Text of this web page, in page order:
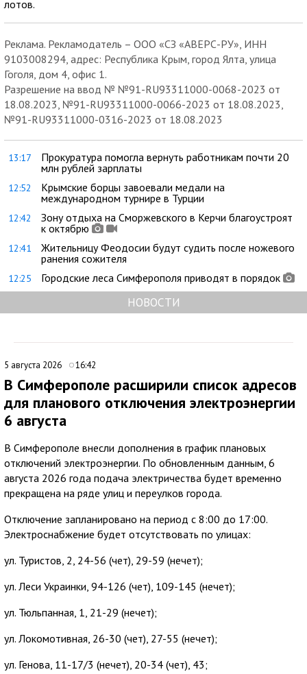
лотов.
Реклама. Рекламодатель – ООО «СЗ «АВЕРС-РУ», ИНН
9103008294, адрес: Республика Крым, город Ялта, улица
Гоголя, дом 4, офис 1.
Разрешение на ввод № №91-RU93311000-0068-2023 от
18.08.2023, №91-RU93311000-0066-2023 от 18.08.2023,
№91-RU93311000-0316-2023 от 18.08.2023
13:17
Прокуратура помогла вернуть работникам почти 20
млн рублей зарплаты
12:52
Крымские борцы завоевали медали на
международном турнире в Турции
12:42
Зону отдыха на Сморжевского в Керчи благоустроят
к октябрю
12:41
Жительницу Феодосии будут судить после ножевого
ранения сожителя
12:25 Городские леса Симферополя приводят в порядок
НОВОСТИ
5 августа 2026 16:42
В Симферополе расширили список адресов
для планового отключения электроэнергии
6 августа
В Симферополе внесли дополнения в график плановых
отключений электроэнергии. По обновленным данным, 6
августа 2026 года подача электричества будет временно
прекращена на ряде улиц и переулков города.
Отключение запланировано на период с 8:00 до 17:00.
Электроснабжение будет отсутствовать по улицах:
ул. Туристов, 2, 24-56 (чет), 29-59 (нечет);
ул. Леси Украинки, 94-126 (чет), 109-145 (нечет);
ул. Тюльпанная, 1, 21-29 (нечет);
ул. Локомотивная, 26-30 (чет), 27-55 (нечет);
ул. Генова, 11-17/3 (нечет), 20-34 (чет), 43;